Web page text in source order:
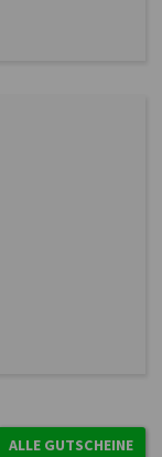
ALLE GUTSCHEINE